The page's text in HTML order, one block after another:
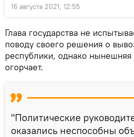
16 августа 2021, 12:55
Глава государства не
поводу своего решения о
республики, однако нынешняя
огорчает.
"Политические
оказались неспособны